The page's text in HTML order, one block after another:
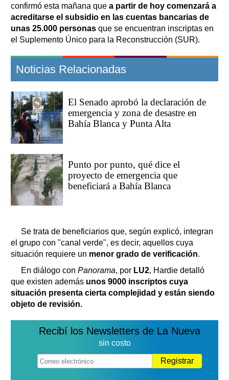
Teléfonos de urgencia
confirmó esta mañana que a partir de hoy comenzará a
acreditarse el subsidio en las cuentas bancarias de
unas 25.000 personas que se encuentran inscriptas en
el Suplemento Único para la Reconstrucción (SUR).
Noticias Relacionadas
El Senado aprobó la declaración de
emergencia y zona de desastre en
Bahía Blanca y Punta Alta
Punto por punto, qué dice el
proyecto de emergencia que
beneficiará a Bahía Blanca
Se trata de beneficiarios que, según explicó, integran
el grupo con "canal verde", es decir, aquellos cuya
situación requiere un menor grado de verificación.
En diálogo con Panorama, por LU2, Hardie detalló
que existen además unos 9000 inscriptos cuya
situación presenta cierta complejidad y están siendo
objeto de revisión.
Recibí los Newsletters de La Nueva
sin costo
Registrar